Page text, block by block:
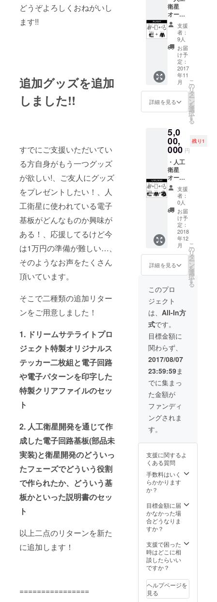
どうぞよろしくおねがいし
ます!!
追加グッズを追加
しました!!
すでにご支援いただいてい
る方自身がもう一つグッズ
が欲しい!、ご友人にグッズ
をプレゼントしたい！、人
工衛星に使われている電子
基板がどんなものか興味が
ある！、応援してるけど今
は1万円の準備が難しい…、
そのようなお声をたくさん
頂いています。
そこで二種類の追加リター
ンをご用意しました！
1. ドリームサテライトプロ
ジェクト特製オリジナルス
テッカー二枚組と電子回路
や電子パターンを印字した
特製クリアファイルのセッ
ト
2. 人工衛星開発を通じて作
成した電子回路基板(部品未
実装)と衛星開発のどういっ
たフェーズでどういう役割
で作られたか、どういう基
板かといった説明書のセッ
ト
以上二点のリターンを新た
に追加します！
================
す。 ※
ドリー
ムサテ
ライト
プロ
ジェク
トで
は、全
員が平
等で対
等の仲
間とい
マで、
全ての
「一人
一口」
とさせ
ていた
だいて
おりま
すので
一人で
複数口
を支援
いただ
いた場
合返金
処理を
させて
いただ
す。 ※
仮に
以上の
支援を
いただ
いた場
合、二
号機の
開発準
備金に
充てさ
せてい
ただき
ます。
方には
人工衛
星支援
感謝
状）を
進呈し
ます。
※支援い
ただく
うちの1
万円で
日本国
籍の方
区分保
有購入
費」、
の方は
「人工
衛星開
発支援
金」と
いう扱
いにな
りま
す。 ※
ドリー
ムサテ
ライト
ジェク
トで
員が平
等で対
等の仲
間とい
マで、
全ての
オー
ナーは
「一人
一口」
とさせ
ていた
だいて
おりま
すので
一人で
複数口
いた場
合返金
処理を
させて
いただ
きま
1000人
以上の
支援を
合、二
号機の
開発準
備金に
せてい
ます。
程度) ・
ドリー
ムサテ
ライト
プロ
ジェク
トメン
バーか
らお礼
のメッ
セージ
※人工衛
星の打
なった
場合返
金致し
ませ
ん。 ※
人工衛
星オー
ナー証
書は外
国籍の
方の場
合（外
国籍の
方には
人工衛
星支援
感謝
状）を
※支援い
うちの1
万円で
すが、
日本国
籍の方
は「人
工衛星
区分保
費」、
外国籍
の方は
「人工
衛星開
発支援
金」と
りま
す。 ※
ドリー
ムサテ
ライト
プロ
は、全
員が平
等で対
うテー
マで、
全ての
オー
「一人
一口」
とさせ
愛称候
補の応
募権 (最
大10文
字程度)
・想い
や願い
を人工
衛星に
のせて
宇宙に
届ける
宇宙絵
100文字
ドリー
ムサテ
ライト
プロ
ジェク
トメン
バーか
らお礼
のメッ
セージ
※人工衛
星の打
上げが
延期・
中止に
なった
場合返
金致し
人工衛
星オー
ナー証
書は外
国籍の
方の場
合（外
国籍の
方には
人工衛
星支援
感謝
状）を
進呈し
ます。
※支援い
ただく
うちの1
日本国
籍の方
は「人
工衛星
区分保
有購入
の方は
「人工
衛星開
いう扱
いにな
りま
す。 ※
ムサテ
ライト
プロ
衛星
オー
ナー証
書 ・回
路仕様
クリア
ファイ
ル ・オ
リジナ
ルス
テッ
カーx2
・オリ
ジナル
パー
【追
加！】
・人工
衛星の
愛称候
補の応
募権 (最
大10文
字程度)
・想い
や願い
を人工
衛星に
のせて
宇宙に
届ける
宇宙絵
馬 (最大
100文字
程度) ・
ドリー
ムサテ
ライト
プロ
ジェク
トメン
バーか
らお礼
のメッ
セージ
・宇宙
業界を
楽しく
学ぶこ
とがで
きる講
演会兼
交流会
星の打
延期・
中止に
なった
場合返
金致し
ん。 ※
人工衛
星オー
ナー証
国籍の
方の場
合（外
国籍の
人工衛
星支援
感謝
支援
者：
9人
お届
け予
定：
2017
年11
月
詳細を見る
こ
の
リ
タ
ー
ン
を
選
択
す
る
5,0
00,
000 円
残り1
・人工
衛星
オー
ナー証
書 ・回
路仕様
クリア
ファイ
ル ・オ
リジナ
ルス
テッ
カーx2
・オリ
ジナル
パー
カー ・
宇宙業
界を楽
しく学
ぶこと
ができ
る講演
会兼交
流会参
加権 ・
ドリー
ムサテ
ライト
プロ
ジェク
ト特別
型衛星
KIT
・人工
愛称候
補の応
募権 (最
大10文
字程度)
や願い
を人工
衛星に
のせて
届ける
宇宙絵
馬 (最大
100文字
ドリー
ムサテ
ライト
支援
者：
0人
お届
け予
定：
2018
年12
月
詳細を見る
こ
の
リ
タ
ー
ン
を
選
択
す
る
このプロ
ジェクト
は、 All-In方
式です。
目標金額に
関わらず、
2017/08/07
23:59:59ま
でに集まっ
た金額が
ファンディ
ングされま
す。
支援に関するよ
くある質問
手数料はいく
らかかります
か？
目標金額に届
かなかった場
合どうなりま
すか？
支援で困った
時はどこに相
談したらいい
ですか？
ヘルプページを
見る